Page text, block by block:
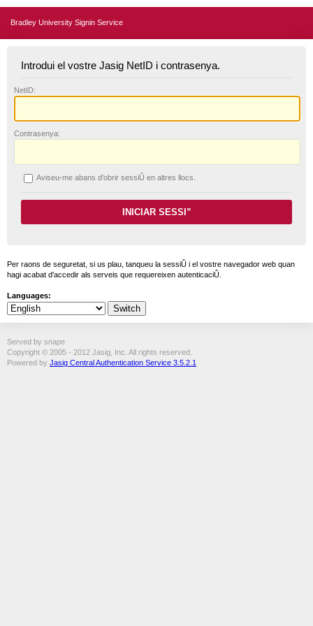
Bradley University Signin Service
Introdui el vostre Jasig NetID i contrasenya.
NetID:
Contrasenya:
Aviseu-me abans d'obrir sessiÛ en altres llocs.
Per raons de seguretat, si us plau, tanqueu la sessiÛ i el vostre navegador web quan
hagi acabat d'accedir als serveis que requereixen autenticaciÛ.
Languages:
Served by snape
Copyright © 2005 - 2012 Jasig, Inc. All rights reserved.
Powered by Jasig Central Authentication Service 3.5.2.1